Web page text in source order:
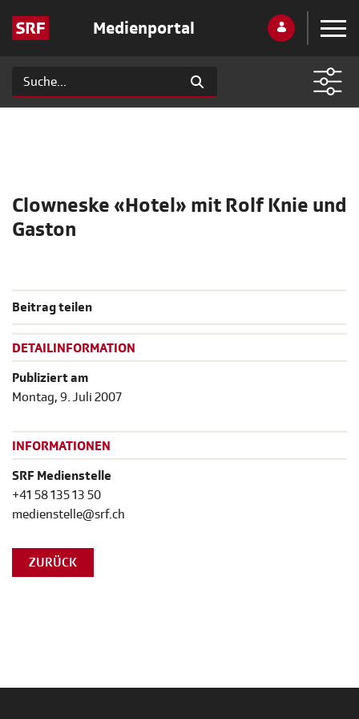
Medienportal
Clowneske «Hotel» mit Rolf Knie und
Gaston
Beitrag teilen
DETAILINFORMATION
Publiziert am
Montag, 9. Juli 2007
INFORMATIONEN
SRF Medienstelle
+41 58 135 13 50
medienstelle@srf.ch
ZURÜCK